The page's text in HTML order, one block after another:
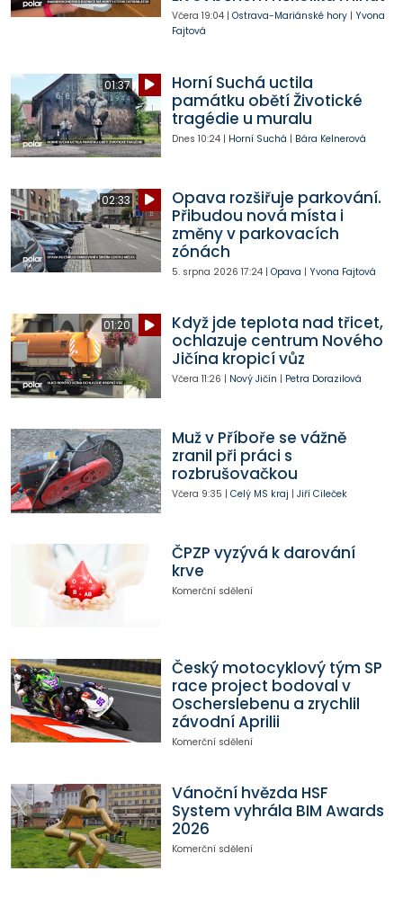
Včera 19:04| Ostrava-Mariánské hory| Yvona
Fajtová
01:37
Horní Suchá uctila
památku obětí Životické
tragédie u muralu
Dnes 10:24| Horní Suchá | Bára Kelnerová
02:33
Opava rozšiřuje parkování.
Přibudou nová místa i
změny v parkovacích
zónách
5. srpna 2026 17:24| Opava | Yvona Fajtová
01:20
Když jde teplota nad třicet,
ochlazuje centrum Nového
Jičína kropicí vůz
Včera 11:26 | Nový Jičín | Petra Dorazilová
Muž v Příboře se vážně
zranil při práci s
rozbrušovačkou
Včera 9:35 | Celý MS kraj | Jiří Cileček
ČPZP vyzývá k darování
krve
Komerční sdělení
Český motocyklový tým SP
race project bodoval v
Oscherslebenu a zrychlil
závodní Aprilii
Komerční sdělení
Vánoční hvězda HSF
System vyhrála BIM Awards
2026
Komerční sdělení